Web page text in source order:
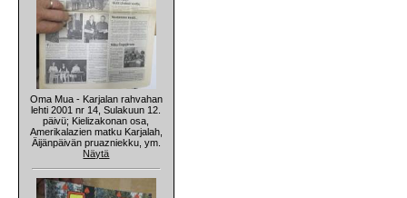
Oma Mua - Karjalan rahvahan
lehti 2001 nr 14, Sulakuun 12.
päivü; Kielizakonan osa,
Amerikalazien matku Karjalah,
Äijänpäivän pruazniekku, ym.
Näytä